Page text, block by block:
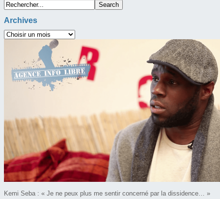
Archives
Kemi Seba : « Je ne peux plus me sentir concerné par la dissidence… »